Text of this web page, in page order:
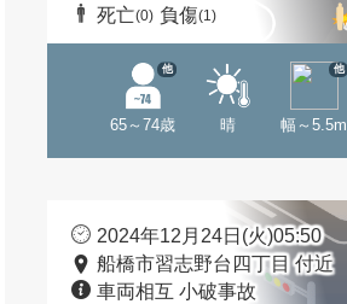
死亡(0) 負傷(1)
65～74歳
他
晴 幅～5.5m
他
2024年12月24日(火)05:50
船橋市習志野台四丁目 付近
車両相互 小破事故